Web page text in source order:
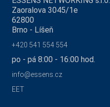
Zaoralova 3045/1e
62800
Brno - Líšeň
+420 541 554 554
po - pá 8:00 - 16:00 hod.
info@essens.cz
EET